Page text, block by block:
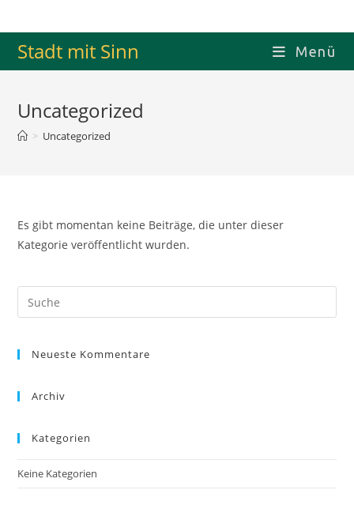
Inhalt
springen
Stadt mit Sinn Menü
Uncategorized
> Uncategorized
Es gibt momentan keine Beiträge, die unter dieser
Kategorie veröffentlicht wurden.
Neueste Kommentare
Archiv
Kategorien
Keine Kategorien